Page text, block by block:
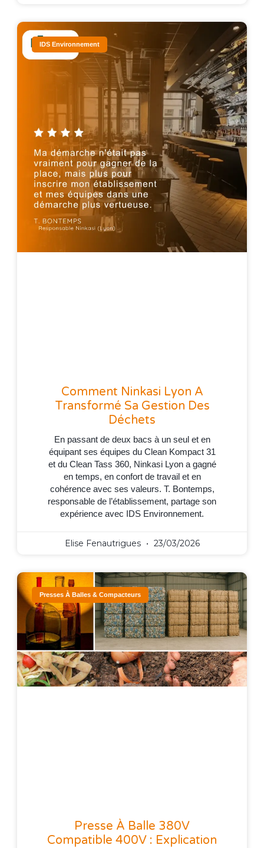
IDS Environnement
Comment Ninkasi Lyon A
Transformé Sa Gestion Des
Déchets
En passant de deux bacs à un seul et en
équipant ses équipes du Clean Kompact 31
et du Clean Tass 360, Ninkasi Lyon a gagné
en temps, en confort de travail et en
cohérence avec ses valeurs. T. Bontemps,
responsable de l’établissement, partage son
expérience avec IDS Environnement.
Elise Fenautrigues 23/03/2026
Presses À Balles & Compacteurs
Presse À Balle 380V
Compatible 400V : Explication